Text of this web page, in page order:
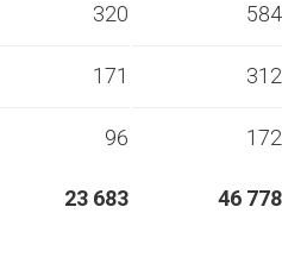
320 584
171 312
96 172
23 683 46 778